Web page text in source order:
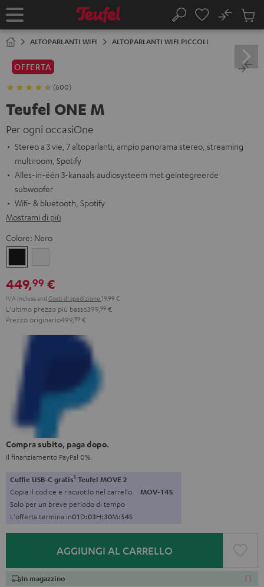
AL
Pagina
Cerca
No
ALTOPARLANTI WIFI ALTOPARLANTI WIFI PICCOLI
OFFERTA
(600)
Teufel ONE M
Per ogni occasiOne
Stereo a 3 vie, 7 altoparlanti, ampio panorama stereo, streaming
multiroom, Spotify
Alles-in-één 3-kanaals audiosysteem met geïntegreerde
subwoofer
Wifi- & bluetooth, Spotify
Mostrami di più
Colore: Nero
449,99 €
IVA inclusa and Costi di spedizione 19,99 €
L'ultimo prezzo più basso399, 99 €
Prezzo originario499, 99 €
Compra subito, paga dopo.
Il finanziamento PayPal 0%.
Cuffie USB-C gratis1 Teufel MOVE 2
Copia il codice e riscuotilo nel carrello. MOV-T4S
Solo per un breve periodo di tempo
L'offerta termina in01D:03H:30M:53S
AGGIUNGI AL CARRELLO
In magazzino